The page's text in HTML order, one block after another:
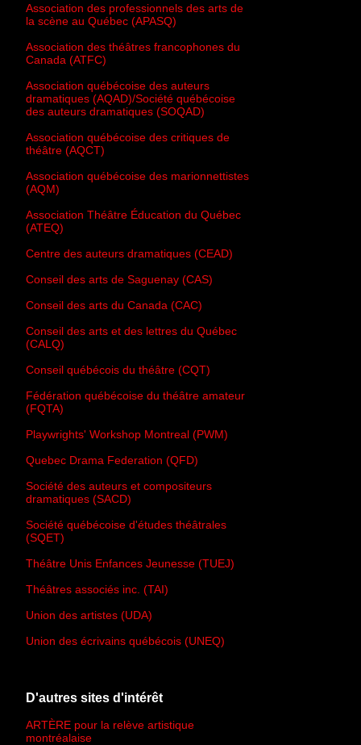
Association des professionnels des arts de
la scène au Québec (APASQ)
Association des théâtres francophones du
Canada (ATFC)
Association québécoise des auteurs
dramatiques (AQAD)/Société québécoise
des auteurs dramatiques (SOQAD)
Association québécoise des critiques de
théâtre (AQCT)
Association québécoise des marionnettistes
(AQM)
Association Théâtre Éducation du Québec
(ATEQ)
Centre des auteurs dramatiques (CEAD)
Conseil des arts de Saguenay (CAS)
Conseil des arts du Canada (CAC)
Conseil des arts et des lettres du Québec
(CALQ)
Conseil québécois du théâtre (CQT)
Fédération québécoise du théâtre amateur
(FQTA)
Playwrights' Workshop Montreal (PWM)
Quebec Drama Federation (QFD)
Société des auteurs et compositeurs
dramatiques (SACD)
Société québécoise d'études théâtrales
(SQET)
Théâtre Unis Enfances Jeunesse (TUEJ)
Théâtres associés inc. (TAI)
Union des artistes (UDA)
Union des écrivains québécois (UNEQ)
D'autres sites d'intérêt
ARTÈRE pour la relève artistique
montréalaise